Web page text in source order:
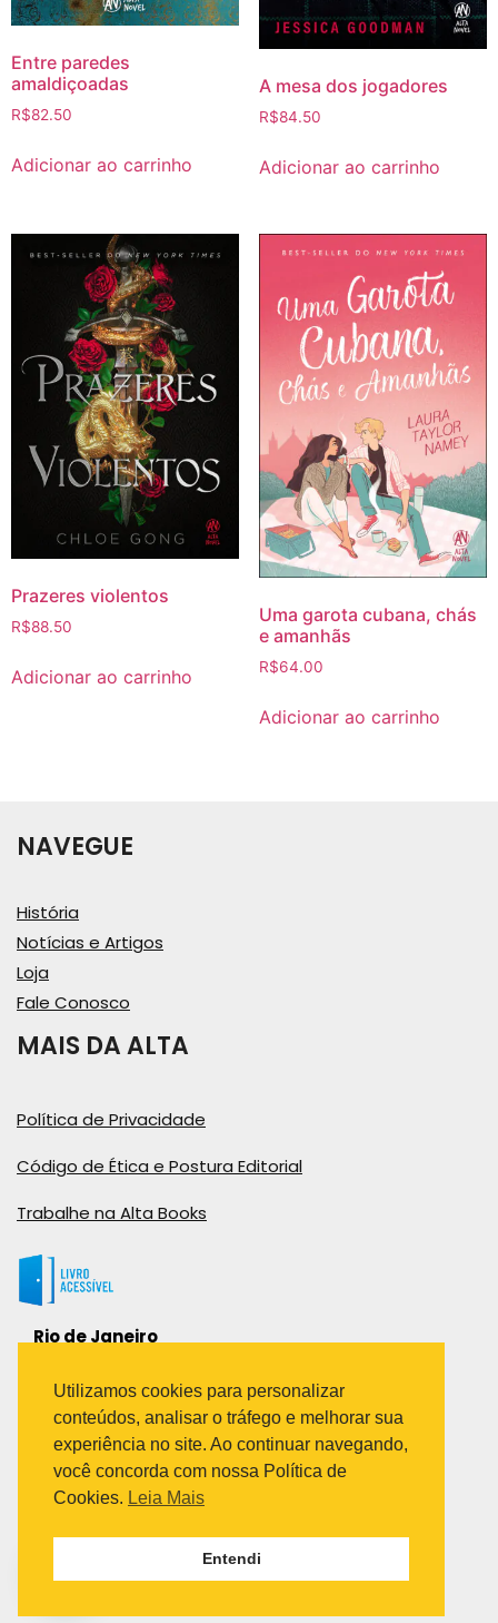
Entre paredes
amaldiçoadas
R$82.50
Adicionar ao carrinho
A mesa dos jogadores
R$84.50
Adicionar ao carrinho
Prazeres violentos
R$88.50
Adicionar ao carrinho
Uma garota cubana, chás
e amanhãs
R$64.00
Adicionar ao carrinho
NAVEGUE
História
Notícias e Artigos
Loja
Fale Conosco
MAIS DA ALTA
Política de Privacidade
Código de Ética e Postura Editorial
Trabalhe na Alta Books
Rio de Janeiro
Bairro Industrial do Jacaré
Rio de Janeiro – RJ – CEP: 20970-031
Telefone:
(21) 3278-8069
(21) 3995-7512
Avenida Paulista 1636 / sala 1407
Utilizamos cookies para personalizar
conteúdos, analisar o tráfego e melhorar sua
experiência no site. Ao continuar navegando,
você concorda com nossa Política de
Cookies. Leia Mais
Entendi